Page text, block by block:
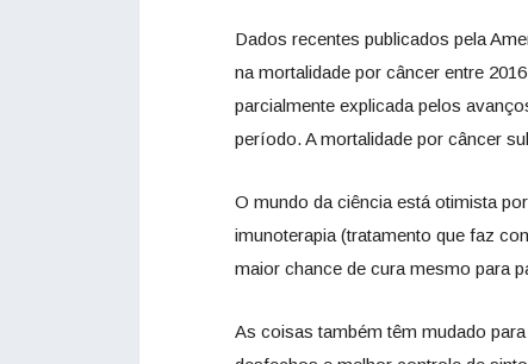
Dados recentes publicados pela
na mortalidade por câncer entre
parcialmente explicada pelos
período. A mortalidade por câncer
O mundo da ciência está otimista
imunoterapia (tratamento que faz
maior chance de cura mesmo para
As coisas também têm mudado